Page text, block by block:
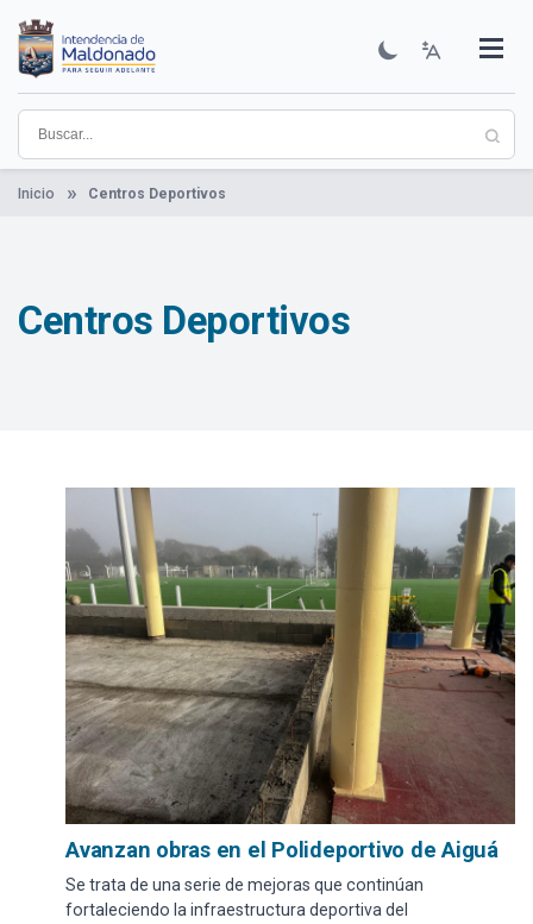
contenido
principal
Institucional
Municipios
Descubre Maldonado
Comunicación
Servicios
Guía De Trámites
Ver Noticias
Inicio Centros Deportivos
Centros Deportivos
Avanzan obras en el Polideportivo de Aiguá
Se trata de una serie de mejoras que continúan
fortaleciendo la infraestructura deportiva del